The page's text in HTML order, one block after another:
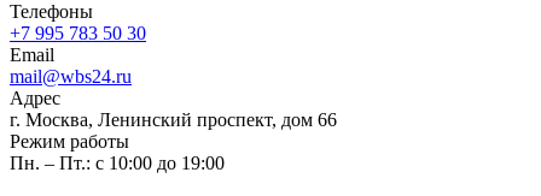
Телефоны
+7 995 783 50 30
Email
mail@wbs24.ru
Адрес
г. Москва, Ленинский проспект, дом 66
Режим работы
Пн. – Пт.: с 10:00 до 19:00